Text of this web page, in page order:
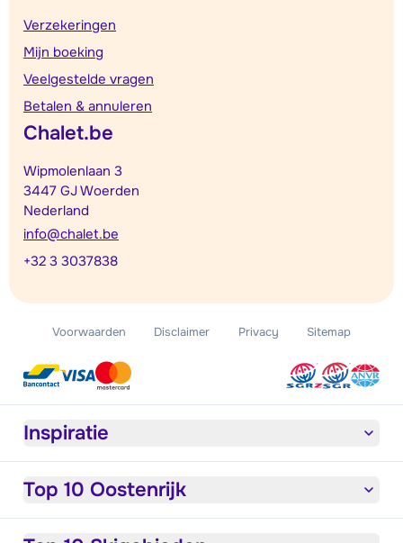
Verzekeringen
Mijn boeking
Veelgestelde vragen
Betalen & annuleren
Chalet.be
Wipmolenlaan 3
3447 GJ Woerden
Nederland
info@chalet.be
+32 3 3037838
Voorwaarden Disclaimer Privacy Sitemap
Inspiratie
Top 10 Oostenrijk